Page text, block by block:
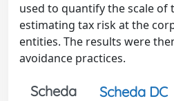
used to quantify the scale of
estimating tax risk at the
entities. The results were
avoidance practices.
Scheda Scheda DC